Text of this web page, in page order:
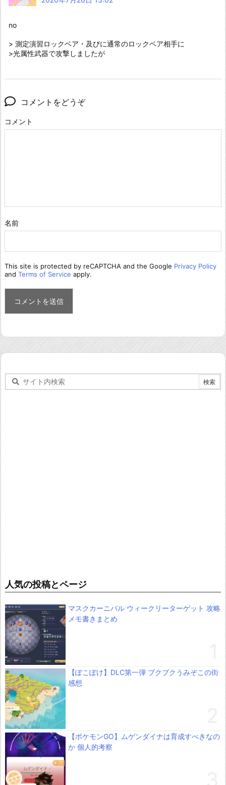
no
> 測定演習ロックベア・及びに通常のロックベア相手に
>光属性武器で攻撃しましたが
コメントをどうぞ
コメント
名前
This site is protected by reCAPTCHA and the Google Privacy Policy
and Terms of Service apply.
人気の投稿とページ
マスクカーニバル ウィークリーターゲット 攻略
メモ書きまとめ
【ぽこぽけ】DLC第一弾 ブクブクうみぞこの街
感想
【ポケモンGO】ムゲンダイナは育成すべきなの
か 個人的考察